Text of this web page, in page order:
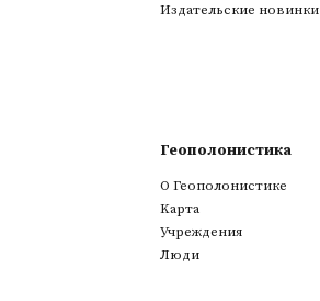
Издательские новинки
Геополонистика
О Геополонистике
Kарта
Учреждения
Люди